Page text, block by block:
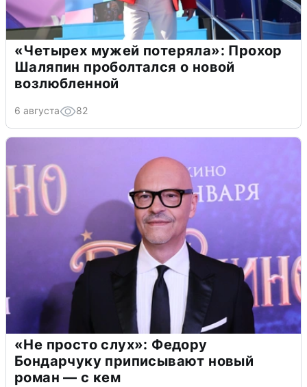
«Четырех мужей потеряла»: Прохор
Шаляпин проболтался о новой
возлюбленной
6 августа 82
«Не просто слух»: Федору
Бондарчуку приписывают новый
роман — с кем